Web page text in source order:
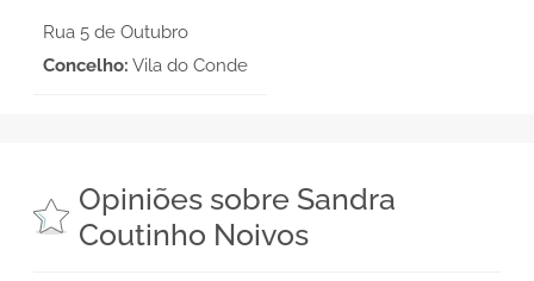
Rua 5 de Outubro
Concelho: Vila do Conde
Opiniões sobre Sandra
Coutinho Noivos